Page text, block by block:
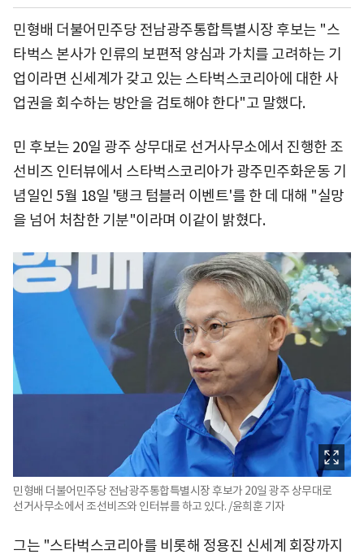
민형배 더불어민주당 전남광주통합특별시장 후보는 "스
타벅스 본사가 인류의 보편적 양심과 가치를 고려하는 기
업이라면 신세계가 갖고 있는 스타벅스코리아에 대한 사
업권을 회수하는 방안을 검토해야 한다"고 말했다.
민 후보는 20일 광주 상무대로 선거사무소에서 진행한 조
선비즈 인터뷰에서 스타벅스코리아가 광주민주화운동 기
념일인 5월 18일 '탱크 텀블러 이벤트'를 한 데 대해 "실망
을 넘어 처참한 기분"이라며 이같이 밝혔다.
민형배 더불어민주당 전남광주통합특별시장 후보가 20일 광주 상무대로
선거사무소에서 조선비즈와 인터뷰를 하고 있다. /윤희훈 기자
그는 "스타벅스코리아를 비롯해 정용진 신세계 회장까지